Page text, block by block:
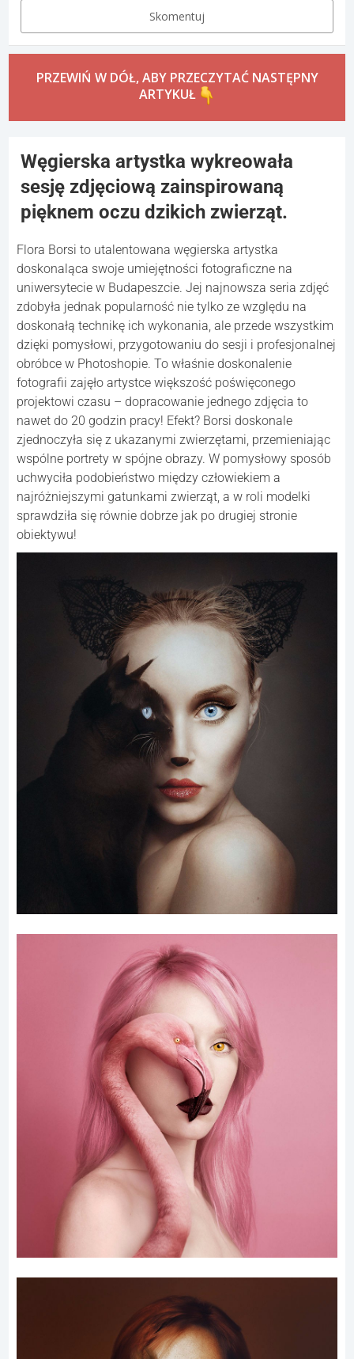
Skomentuj
PRZEWIŃ W DÓŁ, ABY PRZECZYTAĆ NASTĘPNY
ARTYKUŁ
Węgierska artystka wykreowała
sesję zdjęciową zainspirowaną
pięknem oczu dzikich zwierząt.
Flora Borsi to utalentowana węgierska artystka
doskonaląca swoje umiejętności fotograficzne na
uniwersytecie w Budapeszcie. Jej najnowsza seria zdjęć
zdobyła jednak popularność nie tylko ze względu na
doskonałą technikę ich wykonania, ale przede wszystkim
dzięki pomysłowi, przygotowaniu do sesji i profesjonalnej
obróbce w Photoshopie. To właśnie doskonalenie
fotografii zajęło artystce większość poświęconego
projektowi czasu – dopracowanie jednego zdjęcia to
nawet do 20 godzin pracy! Efekt? Borsi doskonale
zjednoczyła się z ukazanymi zwierzętami, przemieniając
wspólne portrety w spójne obrazy. W pomysłowy sposób
uchwyciła podobieństwo między człowiekiem a
najróżniejszymi gatunkami zwierząt, a w roli modelki
sprawdziła się równie dobrze jak po drugiej stronie
obiektywu!